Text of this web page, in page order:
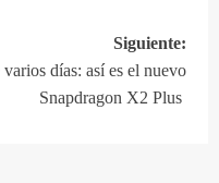
Siguiente:
días: así es el nuevo
Snapdragon X2 Plus